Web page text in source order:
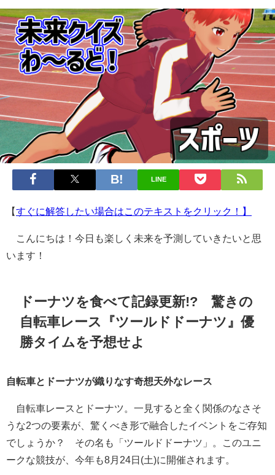
LINE
【すぐに解答したい場合はこのテキストをクリック！】
こんにちは！今日も楽しく未来を予測していきたいと思
います！
ドーナツを食べて記録更新!? 驚きの
自転車レース『ツールドドーナツ』優
勝タイムを予想せよ
自転車とドーナツが織りなす奇想天外なレース
自転車レースとドーナツ。一見すると全く関係のなさそ
うな2つの要素が、驚くべき形で融合したイベントをご存知
でしょうか？ その名も「ツールドドーナツ」。このユニ
ークな競技が、今年も8月24日(土)に開催されます。